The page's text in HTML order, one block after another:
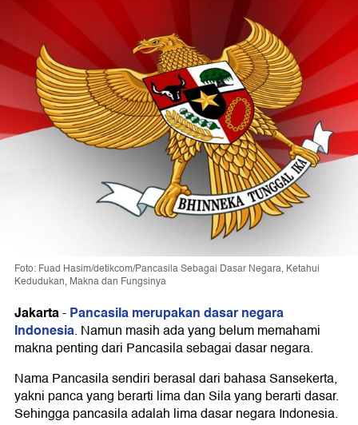
Foto: Fuad Hasim/detikcom/Pancasila Sebagai Dasar Negara, Ketahui
Kedudukan, Makna dan Fungsinya
Jakarta-Pancasila merupakan dasar negara
Indonesia. Namun masih ada yang belum memahami
makna penting dari Pancasila sebagai dasar negara.
Nama Pancasila sendiri berasal dari bahasa Sansekerta,
yakni panca yang berarti lima dan Sila yang berarti dasar.
Sehingga pancasila adalah lima dasar negara Indonesia.